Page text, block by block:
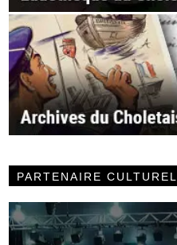
PARTENAIRE CULTUREL